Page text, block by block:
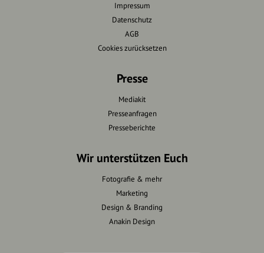
Impressum
Datenschutz
AGB
Cookies zurücksetzen
Presse
Mediakit
Presseanfragen
Presseberichte
Wir unterstützen Euch
Fotografie & mehr
Marketing
Design & Branding
Anakin Design